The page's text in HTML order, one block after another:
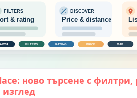
ново търсене с филтри,